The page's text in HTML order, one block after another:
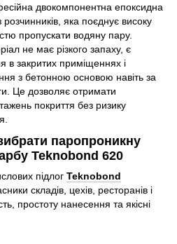
двокомпонентна епоксидна
яка поєднує високу
пропускати водяну пару.
не має різкого запаху, є
в закритих приміщеннях і
з бетонною основою навіть за
Це дозволяє отримати
покриття без ризику
паропроникну
Teknobond 620
підлог Teknobond
складів, цехів, ресторанів і
простоту нанесення та якісні